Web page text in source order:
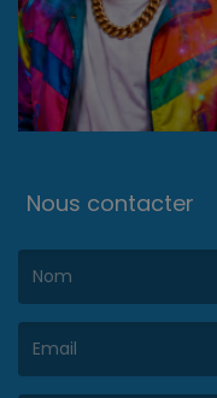
Nous contacter